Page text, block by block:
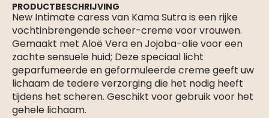
PRODUCTBESCHRIJVING
New Intimate caress van Kama Sutra is een rijke
vochtinbrengende scheer-creme voor vrouwen.
Gemaakt met Aloë Vera en Jojoba-olie voor een
zachte sensuele huid; Deze speciaal licht
geparfumeerde en geformuleerde creme geeft uw
lichaam de tedere verzorging die het nodig heeft
tijdens het scheren. Geschikt voor gebruik voor het
gehele lichaam.